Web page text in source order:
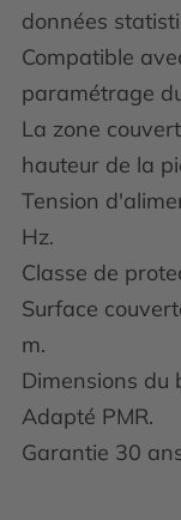
données
Compatible
paramétrage
La zone
hauteur de la
Tension
Hz.
Classe de
Surface
m.
Dimensions du
Adapté PMR.
Garantie 30